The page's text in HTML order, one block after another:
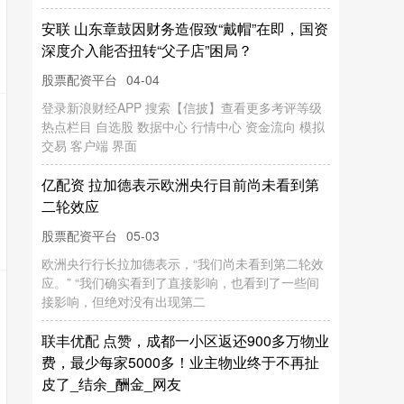
翻翻策略 雀巢超41万根巧克力棒被盗
万生优配04-01
雀巢超41万根巧克力棒被盗 中新网3月30日电(吴家
驹)据美联社报道，雀巢近日表示，约12吨(即
413793根)奇巧(K
优配交易 夏日狂欢！第二届大学生音乐嘉年
华早鸟票火热开抢
青春不散场，音乐再启航 回顾2025 中关村科学城・
东升科技园 被青春音浪彻底点燃 伴随着高校学子的
蓬勃朝气 在科技与人
金牛股配资 中东战火烧向奢侈品
配资门户
04-04